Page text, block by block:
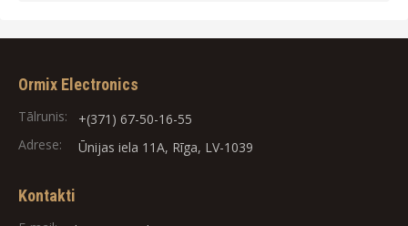
Ormix Electronics
Tālrunis:
+(371) 67-50-16-55
Adrese:
Ūnijas iela 11A, Rīga, LV-1039
Kontakti